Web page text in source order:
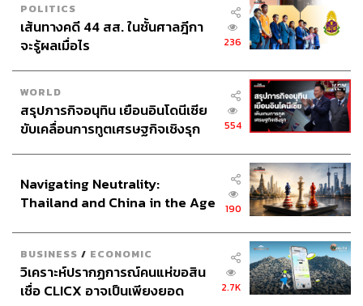
POLITICS
เส้นทางคดี 44 สส. ในชั้นศาลฎีกา
จะรู้ผลเมื่อไร
236
WORLD
สรุปภารกิจอนุทิน เยือนอินโดนีเซีย
ขับเคลื่อนการทูตเศรษฐกิจเชิงรุก
554
Navigating Neutrality:
Thailand and China in the Age
190
BUSINESS / ECONOMIC
วิเคราะห์ปรากฏการณ์คนแห่ขอสิน
เชื่อ CLICX อาจเป็นเพียงยอด
2.7K